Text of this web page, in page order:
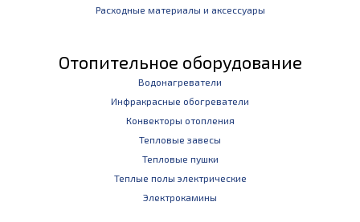
Расходные материалы и аксессуары
Отопительное оборудование
Водонагреватели
Инфракрасные обогреватели
Конвекторы отопления
Тепловые завесы
Тепловые пушки
Теплые полы электрические
Электрокамины